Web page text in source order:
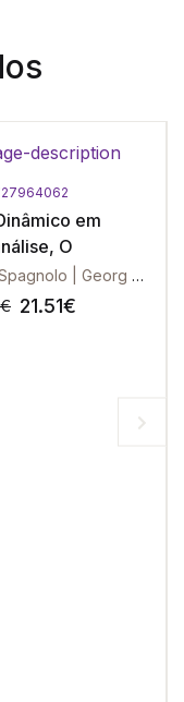
-10%
em
O
Rosa Spagnolo | Georg Northoff
€ 21.51€